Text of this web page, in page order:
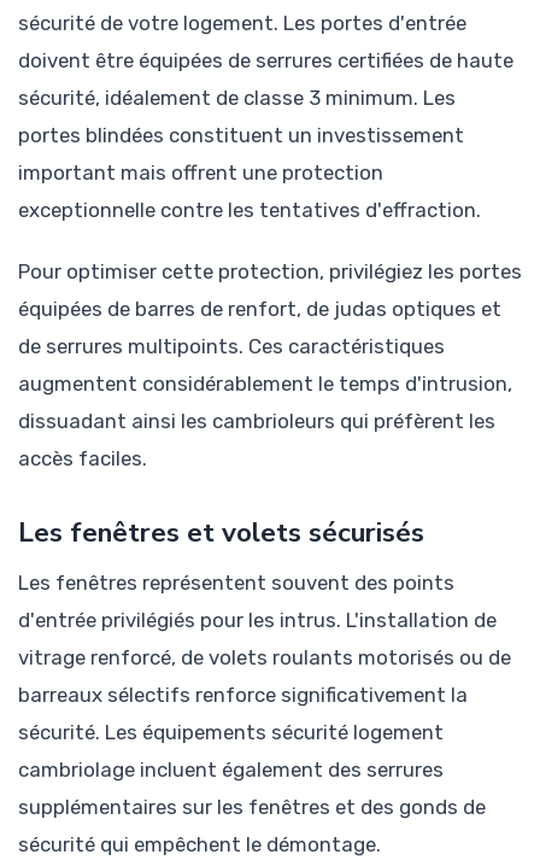
sécurité de votre logement. Les portes d'entrée
doivent être équipées de serrures certifiées de haute
sécurité, idéalement de classe 3 minimum. Les
portes blindées constituent un investissement
important mais offrent une protection
exceptionnelle contre les tentatives d'effraction.
Pour optimiser cette protection, privilégiez les portes
équipées de barres de renfort, de judas optiques et
de serrures multipoints. Ces caractéristiques
augmentent considérablement le temps d'intrusion,
dissuadant ainsi les cambrioleurs qui préfèrent les
accès faciles.
Les fenêtres et volets sécurisés
Les fenêtres représentent souvent des points
d'entrée privilégiés pour les intrus. L'installation de
vitrage renforcé, de volets roulants motorisés ou de
barreaux sélectifs renforce significativement la
sécurité. Les équipements sécurité logement
cambriolage incluent également des serrures
supplémentaires sur les fenêtres et des gonds de
sécurité qui empêchent le démontage.